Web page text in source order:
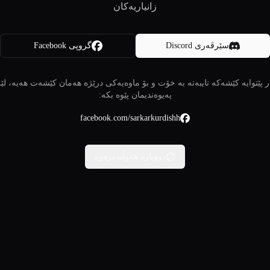
زانیاریەکان
سێرڤەری Discord گروپی Facebook
پێتوایە کێشەکە تایبەتە بە خۆت و بۆ ماوەیەکی درێژە هەمان کێشەت هەیە،
پەیوەندیمان پێوە بکە:
facebook.com/sarkarkurdishh